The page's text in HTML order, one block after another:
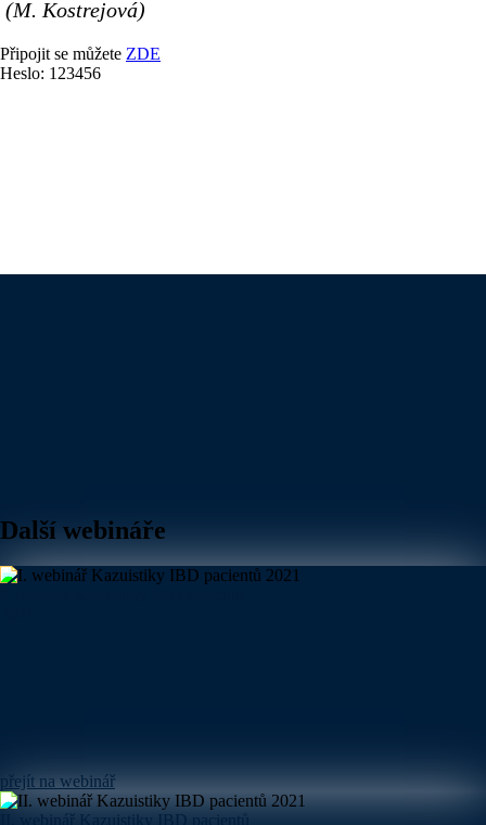
(M. Kostrejová)
Připojit se můžete ZDE
Heslo: 123456
Další webináře
přejít na webinář
II. webinář Kazuistiky IBD pacientů